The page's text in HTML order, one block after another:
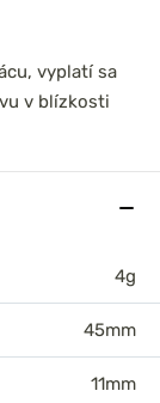
vyplatí sa
v blízkosti
4g
45mm
11mm